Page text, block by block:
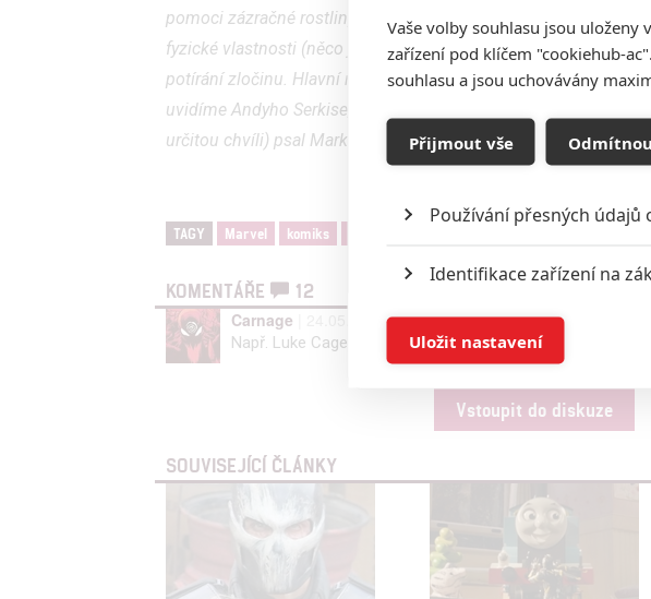
pomoci zázračné rostliny stane superhrdinou. Tento zvláštní
fyzické vlastnosti (něco jako naboostování Kapitána Ameriky)
potírání zločinu. Hlavní roli ztvární Chadwick Boseman, v roli
uvidíme Andyho Serkise, ve vedlejší roli se má objevit také
určitou chvíli) psal Mark Bailey. Datum české premiéry je
TAGY Marvel komiks
KOMENTÁŘE
12
Carnage | 24.05.2015 23:21 | 0 0
Např. Luke Cage je zas 1972.
Vstoupit do diskuze
SOUVISEJÍCÍ ČLÁNKY
Vaše volby souhlasu jsou uloženy
zařízení pod klíčem "cookiehub-
souhlasu a jsou uchovávány
Přijmout vše
Používání přesných údajů
Identifikace zařízení na
Ukládání a/nebo přístup k
Reklama založená na
služeb
Udělením souhlasu s účely a
možnost: Zajištění bezpečnosti,
Poskytování a zobrazování
Uložit nastavení